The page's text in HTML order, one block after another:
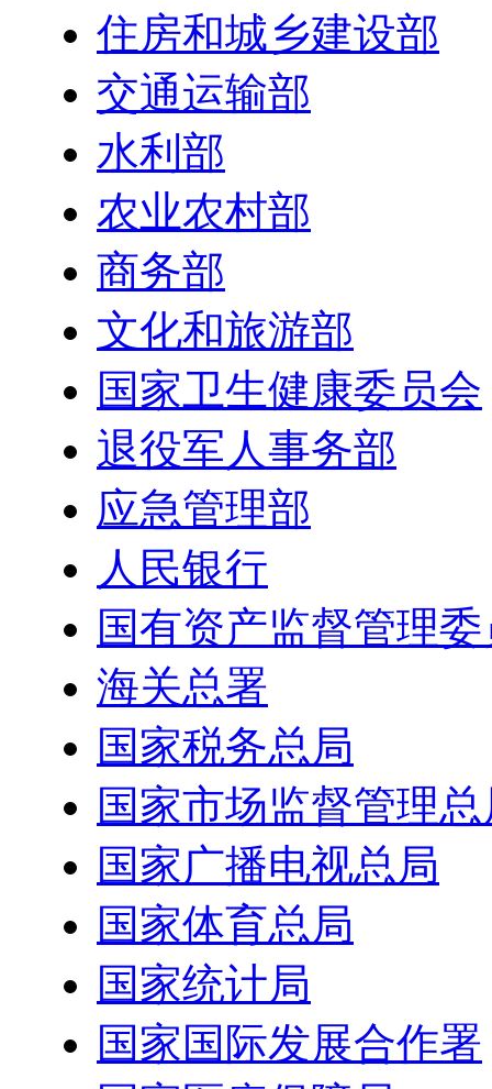
住房和城乡建设部
交通运输部
水利部
农业农村部
商务部
文化和旅游部
国家卫生健康委员会
退役军人事务部
应急管理部
人民银行
国有资产监督管理
海关总署
国家税务总局
国家市场监督管理
国家广播电视总局
国家体育总局
国家统计局
国家国际发展合作署